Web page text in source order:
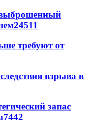
24511
требуют от
взрыва в
запас
7442